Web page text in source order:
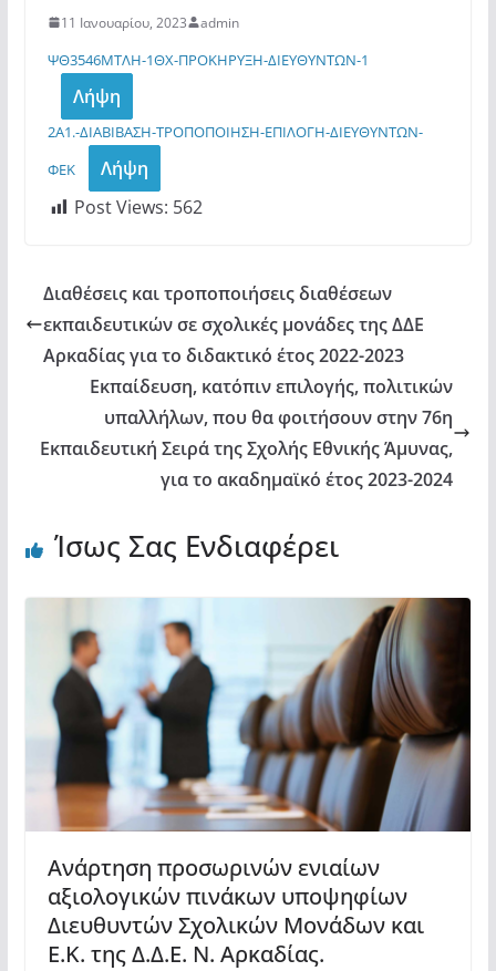
11 Ιανουαρίου, 2023 admin
ΨΘ3546ΜΤΛΗ-1ΘΧ-ΠΡΟΚΗΡΥΞΗ-ΔΙΕΥΘΥΝΤΩΝ-1
Λήψη
2Α1.-ΔΙΑΒΙΒΑΣΗ-ΤΡΟΠΟΠΟΙΗΣΗ-ΕΠΙΛΟΓΗ-ΔΙΕΥΘΥΝΤΩΝ-
ΦΕΚ
Λήψη
Post Views: 562
Διαθέσεις και τροποποιήσεις διαθέσεων
εκπαιδευτικών σε σχολικές μονάδες της ΔΔΕ
Αρκαδίας για το διδακτικό έτος 2022-2023
Εκπαίδευση, κατόπιν επιλογής, πολιτικών
υπαλλήλων, που θα φοιτήσουν στην 76η
Εκπαιδευτική Σειρά της Σχολής Εθνικής Άμυνας,
για το ακαδημαϊκό έτος 2023-2024
Ίσως Σας Ενδιαφέρει
Ανάρτηση προσωρινών ενιαίων
αξιολογικών πινάκων υποψηφίων
Διευθυντών Σχολικών Μονάδων και
Ε.Κ. της Δ.Δ.Ε. Ν. Αρκαδίας.